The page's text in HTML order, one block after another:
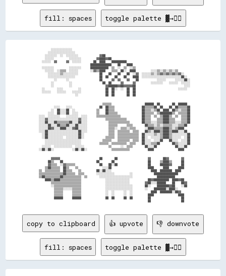
fill: spaces toggle palette ▓→✊🏽
          ░░░░░░░░░░░░░░
        ░░░░░░░░░░░░░░░░░░
      ░░░░░░░░  ░░  ░░░░░░░░              ▓▓██
      ░░░░░░          ░░░░░░░░          ▓▓████▓▓██
    ░░░░░░  ▓▓      ▓▓  ░░░░░░        ██  ████    ██████████
    ░░░░░░░░          ░░░░░░░░      ████████████  ▒▒  ░░  ▒▒  ░░▒▒
      ░░░░░░  ░░▒▒▒▒  ░░░░░░        ░░▓▓▒▒████    ▒▒▒▒  ██░░  ████          ░░░░▒▒░░▒▒░░▒▒░░▒▒
        ░░░░░░░░▒▒░░░░░░░░░░              ██    ██    ██    ██  ░░▓▓  ░░░░░░▒▒░░▒▒▓▓▒▒▓▓▒▒▓▓▒▒▓▓░░
        ░░░░░░░░░░░░░░░░░░                ██  ██    ██    ██    ████  ░░░░░░░░░░░░░░░░░░░░░░░░░░██░░
            ░░      ░░                    ██      ▓▓  ▓▓    ▓▓    ██            ░░░░░░      ░░░░░░██░░
          ░░          ░░                    ██  ██      ▓▓      ▓▓          ░░░░░░░░    ░░░░░░  ░░░░░░
          ░░          ░░                      ▓▓██████▓▓██▓▓▓▓▓▓██                                ░░░░
    ░░        ░░░░          ░░                ██  ██░░  ░░  ██  ██                            ░░░░░░
    ░░░░░░    ░░░░░░    ░░░░░░                ██  ██        ██  ██
                          ░░                  ██  ██        ██  ██
            ░░░░    ░░░░                  ██  ██▒▒▒▒                  ██▒▒▒▒▒▒██  ██    ██  ██▒▒▒▒▒▒██
          ░░  ██░░░░██  ░░              ▒▒    ██▒▒▒▒                  ██▒▒▒▒░░▒▒██  ████  ██▒▒░░▒▒▒▒██
        ░░░░  ██░░░░██  ░░░░            ▒▒    ██▒▒▒▒▒▒                ██▒▒▒▒▒▒  ▒▒████████▒▒  ▒▒▒▒▒▒██
  ░░░░  ░░░░░░░░    ░░░░░░░░  ░░░░      ▒▒▒▒▒▒▒▒▒▒▒▒▒▒▒▒              ██▒▒▒▒  ▒▒  ▒▒████▒▒  ▒▒  ▒▒▒▒██
  ░░░░▓▓░░░░░░░░░░░░░░░░░░░░▓▓░░░░            ▒▒▒▒▒▒▒▒▒▒▒▒▒▒          ██▒▒▒▒    ▒▒▒▒████▒▒▒▒    ▒▒▒▒██
  ░░░░██░░░░██▒▒▒▒▒▒▒▒██░░░░██░░░░              ▒▒▒▒▒▒▒▒▒▒▒▒▒▒        ██▒▒▒▒░░░░▒▒▒▒████▒▒▒▒░░░░▒▒▒▒██
  ░░░░░░██░░░░██▒▒▒▒██░░░░██░░░░░░              ▒▒▒▒▒▒      ▒▒▒▒        ██▒▒▒▒░░▒▒░░▒▒▒▒▒▒░░░░▒▒▒▒██
  ░░░░░░██▓▓░░░░████░░░░▓▓██░░░░░░              ▒▒▒▒░░  ▒▒▒▒░░▒▒▒▒      ░░████▒▒▒▒▒▒████▒▒░░▒▒████
  ░░░░██░░░░░░░░░░░░░░░░░░░░██░░░░              ▒▒▒▒  ▒▒▒▒▒▒▒▒  ▒▒▒▒    ██▒▒░░████▒▒████▒▒████░░░░██
    ░░██░░░░░░░░░░░░░░░░░░░░██░░                ▒▒▒▒  ▒▒▒▒▒▒▒▒▒▒▒▒▒▒  ██░░░░░░▒▒░░▒▒████▒▒░░░░░░░░░░██
    ░░██░░░░░░░░░░  ░░░░░░░░██░░              ▒▒▒▒▒▒  ▒▒▒▒▒▒▒▒▒▒▒▒▒▒  ██░░  ░░░░░░▒▒████▒▒░░░░░░  ░░██
      ░░░░░░░░░░░░░░░░░░░░░░░░              ▒▒▒▒▒▒    ▒▒▒▒▒▒▒▒  ▒▒▒▒  ██░░░░  ░░░░██    ██░░░░  ░░░░██
      ░░░░░░░░░░░░░░░░░░░░░░░░            ▒▒▒▒▒▒  ▒▒▒▒▒▒▒▒▒▒  ▒▒▒▒    ██░░░░▒▒▒▒██        ██▒▒░░░░░░██
    ░░░░░░  ░░░░░░░░░░░░  ░░░░░░                ▒▒      ░░  ▒▒▒▒        ██░░░░██            ██░░░░██
  ░░██░░██░░            ░░██░░██░░                ▒▒▒▒▒▒▒▒▒▒▒▒            ████                ████
          ▓▓▓▓▓▓                          ██        ██                    ▓▓        ██▓▓        ▓▓
        ▓▓▒▒▒▒  ░░▓▓▒▒▒▒▒▒                ██    ██░░██                    ██      ██████▓▓      ██
      ▒▒██▒▒▒▒▒▒  ██▒▒    ▒▒                ░░░░██                        ████      ████      ████
  ▒▒  ▒▒▒▒▒▒▒▒▒▒  ██▒▒▒▒    ▒▒          ██░░██░░░░                          ████  ████████  ████
  ▒▒▒▒▒▒▒▒▒▒▒▒▒▒▒▒██▒▒▒▒▒▒  ▒▒▒▒        ░░░░░░░░░░░░          ░░              ████████████████
  ▒▒██▒▒▒▒▒▒▒▒▒▒██▒▒▒▒▒▒▒▒▒▒▒▒  ▒▒        ░░░░░░░░░░░░░░░░░░░░░░                ████████████
      ████▒▒████▒▒▒▒▒▒▒▒▒▒▒▒▒▒                ░░░░░░░░░░░░░░░░            ██▓▓██████████  ████▓▓██
          ▒▒▒▒▒▒▒▒▒▒▒▒▒▒▒▒▒▒▒▒                ░░░░░░░░░░░░░░░░          ▓▓██░░░░██████    ██    ██▓▓
          ░░▒▒▒▒▒▒▒▒▒▒▒▒▒▒▒▒▒▒                ░░░░░░░░░░░░░░░░░░        ██░░    ████████▓▓██    ░░██
            ▒▒▒▒▒▒░░░░░░▒▒▒▒▒▒                ░░░░░░░░░░░░░░░░░░        ░░    ████████░░████░░
            ▒▒▒▒▒▒      ▒▒▒▒▒▒                ░░  ░░      ░░  ░░            ████  ████████░░██▓▓
            ▒▒▒▒▒▒      ▒▒▒▒▒▒                ░░  ░░      ░░  ░░          ████                ████
copy to clipboard 👍 upvote 👎 downvote
fill: spaces toggle palette ▓→✊🏽